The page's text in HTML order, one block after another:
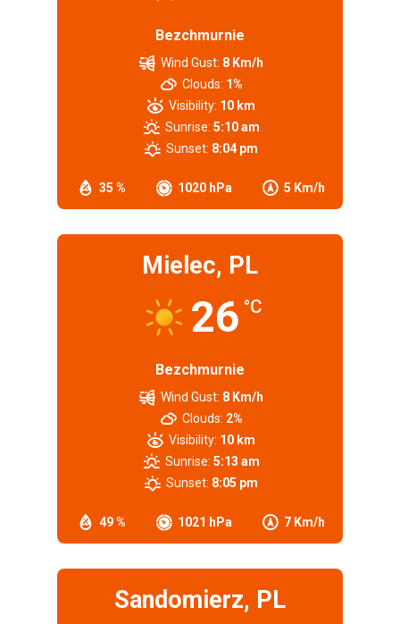
Bezchmurnie
35 % 1020 hPa 5 Km/h
Wind Gust: 8 Km/h
Clouds: 1%
Visibility: 10 km
Sunrise: 5:10 am
Sunset: 8:04 pm
Mielec, PL
26 °C
Bezchmurnie
49 % 1021 hPa 7 Km/h
Wind Gust: 8 Km/h
Clouds: 2%
Visibility: 10 km
Sunrise: 5:13 am
Sunset: 8:05 pm
Sandomierz, PL